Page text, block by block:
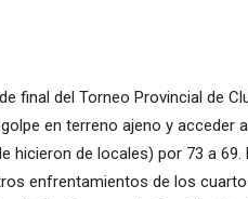
del Torneo Provincial de
en terreno ajeno y acceder
de locales) por 73 a
enfrentamientos de los